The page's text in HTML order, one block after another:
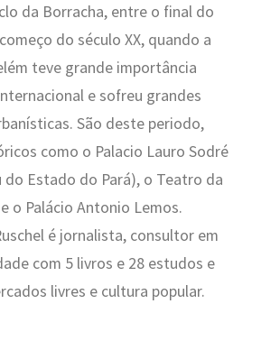
da Borracha, entre o final do
do século XX, quando a
teve grande importância
e sofreu grandes
São deste periodo,
como o Palacio Lauro Sodré
do Estado do Pará), o Teatro da
o Palácio Antonio Lemos.
é jornalista, consultor em
com 5 livros e 28 estudos e
livres e cultura popular.